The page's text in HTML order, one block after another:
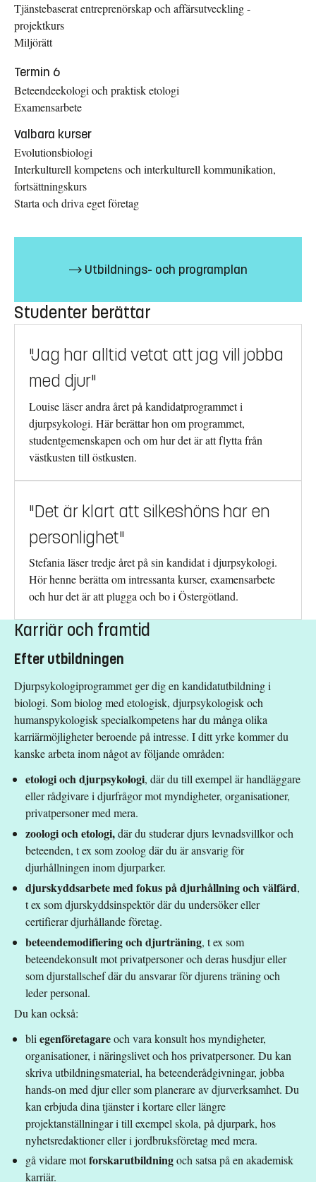
Tjänstebaserat entreprenörskap och affärsutveckling -
projektkurs
Miljörätt
Termin 6
Beteendeekologi och praktisk etologi
Examensarbete
Valbara kurser
Evolutionsbiologi
Interkulturell kompetens och interkulturell kommunikation,
fortsättningskurs
Starta och driva eget företag
Utbildnings- och programplan
Studenter berättar
"Jag har alltid vetat att jag vill jobba
med djur"
Louise läser andra året på kandidatprogrammet i
djurpsykologi. Här berättar hon om programmet,
studentgemenskapen och om hur det är att flytta från
västkusten till östkusten.
"Det är klart att silkeshöns har en
personlighet"
Stefania läser tredje året på sin kandidat i djurpsykologi.
Hör henne berätta om intressanta kurser, examensarbete
och hur det är att plugga och bo i Östergötland.
Karriär och framtid
Efter utbildningen
Djurpsykologiprogrammet ger dig en kandidatutbildning i
biologi. Som biolog med etologisk, djurpsykologisk och
humanspykologisk specialkompetens har du många olika
karriärmöjligheter beroende på intresse. I ditt yrke kommer du
kanske arbeta inom något av följande områden:
etologi och djurpsykologi, där du till exempel är handläggare
eller rådgivare i djurfrågor mot myndigheter, organisationer,
privatpersoner med mera.
zoologi och etologi,där du studerar djurs levnadsvillkor och
beteenden, t ex som zoolog där du är ansvarig för
djurhållningen inom djurparker.
djurskyddsarbete med fokus på djurhållning och välfärd,
t ex som djurskyddsinspektör där du undersöker eller
certifierar djurhållande företag.
beteendemodifiering och djurträning, t ex som
beteendekonsult mot privatpersoner och deras husdjur eller
som djurstallschef där du ansvarar för djurens träning och
leder personal.
Du kan också:
bli egenföretagareoch vara konsult hos myndigheter,
organisationer, i näringslivet och hos privatpersoner. Du kan
skriva utbildningsmaterial, ha beteenderådgivningar, jobba
hands-on med djur eller som planerare av djurverksamhet. Du
kan erbjuda dina tjänster i kortare eller längre
projektanställningar i till exempel skola, på djurpark, hos
nyhetsredaktioner eller i jordbruksföretag med mera.
gå vidare motforskarutbildningoch satsa på en akademisk
karriär.